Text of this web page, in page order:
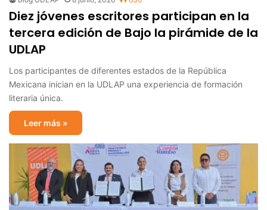
Diez jóvenes escritores participan en la
tercera edición de Bajo la pirámide de la
UDLAP
Los participantes de diferentes estados de la República
Mexicana inician en la UDLAP una experiencia de formación
literaria única.
Leer más »